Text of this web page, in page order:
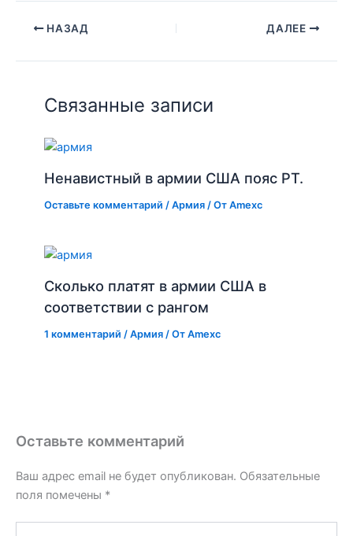
НАЗАД ДАЛЕЕ
Связанные записи
Ненавистный в армии США пояс PT.
Оставьте комментарий /Армия / ОтAmexc
Сколько платят в армии США в
соответствии с рангом
1 комментарий /Армия / ОтAmexc
Оставьте комментарий
Ваш адрес email не будет опубликован. Обязательные
поля помечены *